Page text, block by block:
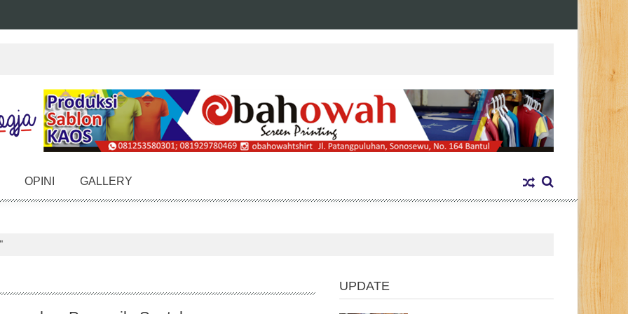
OPINI GALLERY
UPDATE